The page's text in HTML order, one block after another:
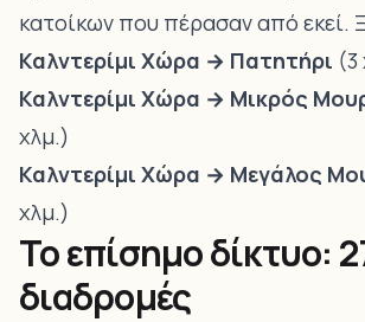
κατοίκων που πέρασαν από εκεί.
Καλντερίμι Χώρα → Πατητήρι (3
Καλντερίμι Χώρα → Μικρός
χλμ.)
Καλντερίμι Χώρα → Μεγάλος
χλμ.)
Το επίσημο δίκτυο:
διαδρομές